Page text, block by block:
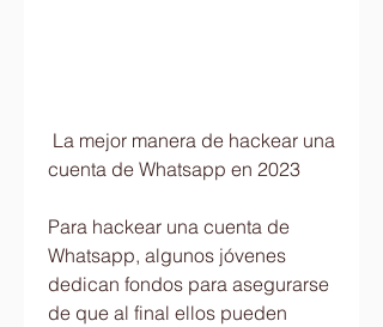
cuenta de Whatsapp en 2023
Para hackear una cuenta de
Whatsapp, algunos jóvenes
dedican fondos para asegurarse
de que al final ellos pueden